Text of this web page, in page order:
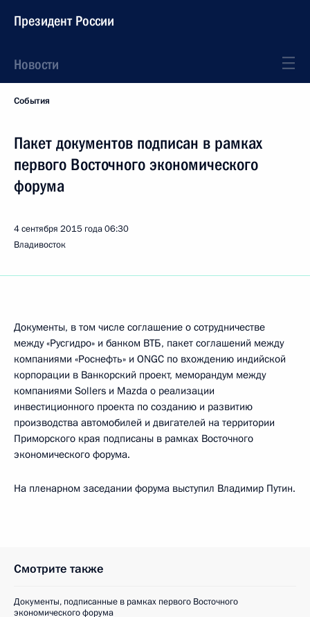
Президент России
Новости
События
Пакет документов подписан в рамках
первого Восточного экономического
форума
4 сентября 2015 года06:30
Владивосток
Документы, в том числе соглашение о сотрудничестве
между «Русгидро» и банком ВТБ, пакет соглашений между
компаниями «Роснефть» и ONGC по вхождению индийской
корпорации в Ванкорский проект, меморандум между
компаниями Sollers и Mazda о реализации
инвестиционного проекта по созданию и развитию
производства автомобилей и двигателей на территории
Приморского края подписаны в рамках Восточного
экономического форума.
На пленарном заседании форума выступил Владимир Путин.
Смотрите также
Документы, подписанные в рамках первого Восточного
экономического форума